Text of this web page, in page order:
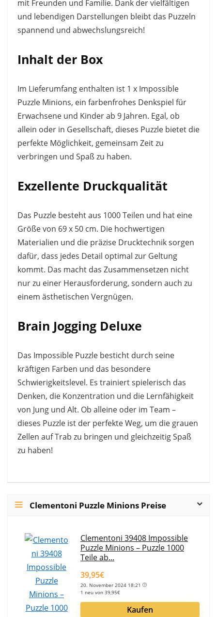
mit Freunden und Familie. Dank der vielfältigen
und lebendigen Darstellungen bleibt das Puzzeln
spannend und abwechslungsreich!
Inhalt der Box
Im Lieferumfang enthalten ist 1 x Impossible
Puzzle Minions, ein farbenfrohes Denkspiel für
Erwachsene und Kinder ab 9 Jahren. Egal, ob
allein oder in Gesellschaft, dieses Puzzle bietet die
perfekte Möglichkeit, gemeinsam Zeit zu
verbringen und Spaß zu haben.
Exzellente Druckqualität
Das Puzzle besteht aus 1000 Teilen und hat eine
Größe von 69 x 50 cm. Die hochwertigen
Materialien und die präzise Drucktechnik sorgen
dafür, dass jedes Detail optimal zur Geltung
kommt. Das macht das Zusammensetzen nicht
nur zu einer Herausforderung, sondern auch zu
einem ästhetischen Vergnügen.
Brain Jogging Deluxe
Das Impossible Puzzle besticht durch seine
kräftigen Farben und das besondere
Schwierigkeitslevel. Es trainiert spielerisch das
Denken, die Konzentration und die Lernfähigkeit
von Jung und Alt. Ob alleine oder im Team –
dieses Puzzle ist der perfekte Weg, um die grauen
Zellen auf Trab zu bringen und gleichzeitig Spaß
zu haben!
Clementoni Puzzle Minions Preise
Clementoni 39408 Impossible
Puzzle Minions – Puzzle 1000
Teile ab...
39,95€
20. November 2024 18:21
1 neu von 39,95€
Kaufen